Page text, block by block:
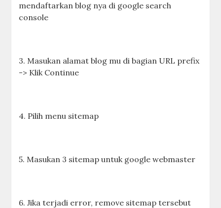
mendaftarkan blog nya di google search
console
3. Masukan alamat blog mu di bagian URL prefix
-> Klik Continue
4. Pilih menu sitemap
5. Masukan 3 sitemap untuk google webmaster
6. Jika terjadi error, remove sitemap tersebut